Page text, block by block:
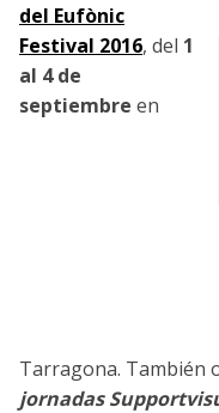
Crear Cuenta
del Eufònic
Festival 2016, del 1
al 4 de
septiembre en
Tarragona. También
jornadas